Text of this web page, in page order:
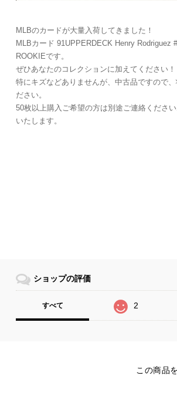
MLBのカードが大量入荷してきました！
MLBカード 91UPPERDECK Henry Rodriguez
ROOKIEです。
ぜひあなたのコレクションに加えてください！
特にキズなどありませんが、中古品ですので
ださい。
50枚以上購入ご希望の方は別途ご連絡くださ
いたします。
ショップの評価
すべて 2
この商品